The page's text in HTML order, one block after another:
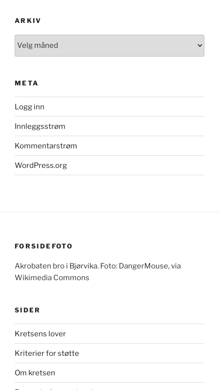
ARKIV
META
Logg inn
Innleggsstrøm
Kommentarstrøm
WordPress.org
FORSIDEFOTO
Akrobaten bro i Bjørvika. Foto: DangerMouse, via
Wikimedia Commons
SIDER
Kretsens lover
Kriterier for støtte
Om kretsen